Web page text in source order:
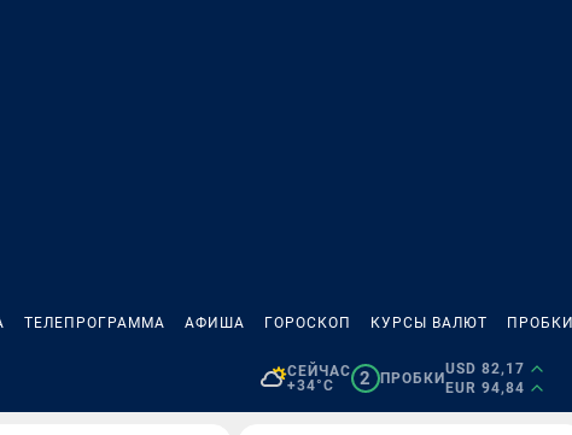
ТЕЛЕПРОГРАММА АФИША ГОРОСКОП КУРСЫ ВАЛЮТ ПРОБКИ
СЕЙЧАС
+34°C
2 ПРОБКИ
USD 82,17
EUR 94,84